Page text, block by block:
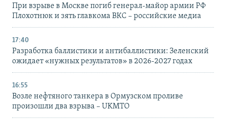
При взрыве в Москве погиб генерал-майор армии РФ
Плохотнюк и зять главкома ВКС – российские медиа
17:40
Разработка баллистики и антибаллистики: Зеленский
ожидает «нужных результатов» в 2026-2027 годах
16:55
Возле нефтяного танкера в Ормузском проливе
произошли два взрыва – UKMTO